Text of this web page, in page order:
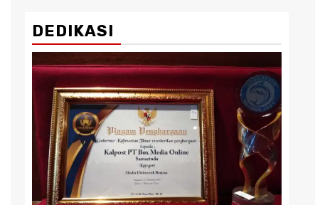
DEDIKASI